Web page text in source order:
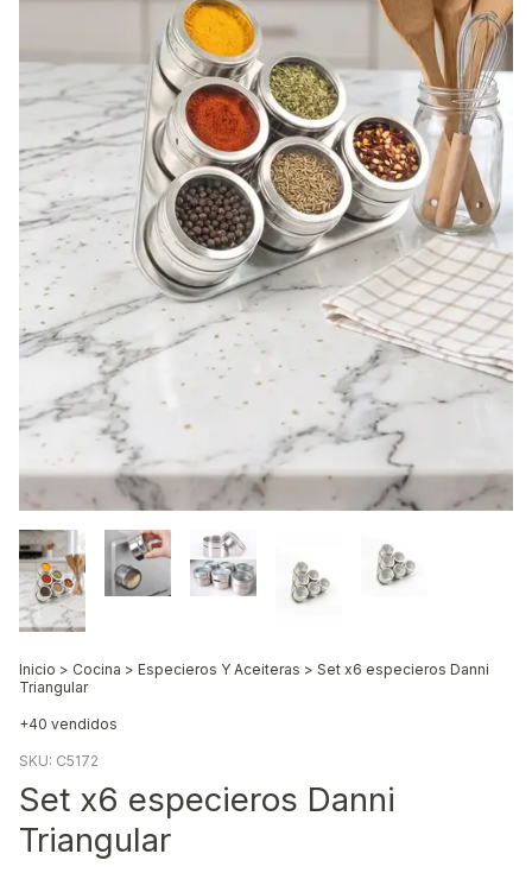
Inicio > Cocina > Especieros Y Aceiteras > Set x6 especieros Danni
Triangular
+40 vendidos
SKU: C5172
Set x6 especieros Danni
Triangular